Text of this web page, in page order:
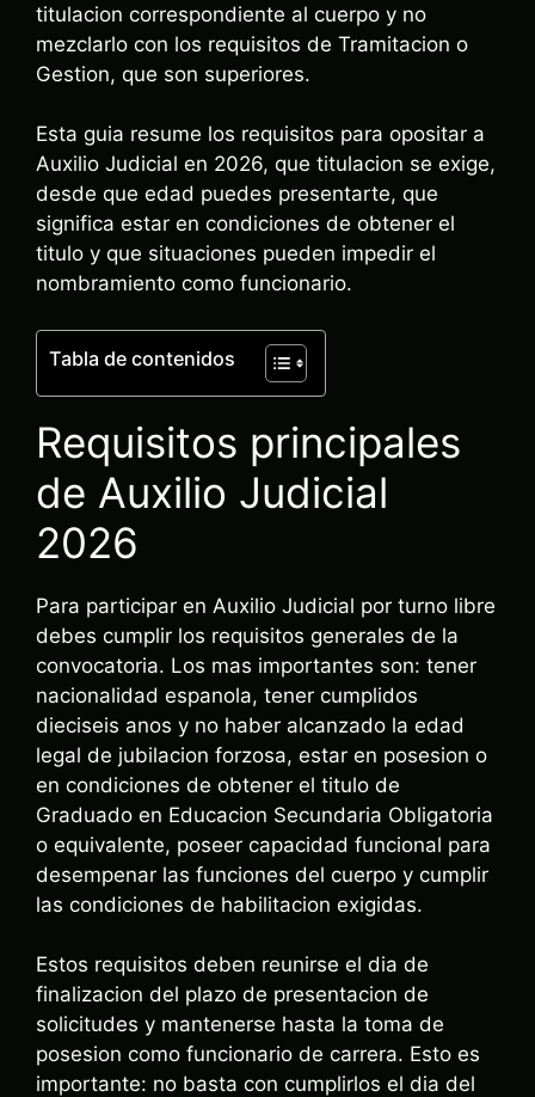
titulacion correspondiente al cuerpo y no
mezclarlo con los requisitos de Tramitacion o
Gestion, que son superiores.
Esta guia resume los requisitos para opositar a
Auxilio Judicial en 2026, que titulacion se exige,
desde que edad puedes presentarte, que
significa estar en condiciones de obtener el
titulo y que situaciones pueden impedir el
nombramiento como funcionario.
Tabla de contenidos
Requisitos principales
de Auxilio Judicial
2026
Para participar en Auxilio Judicial por turno libre
debes cumplir los requisitos generales de la
convocatoria. Los mas importantes son: tener
nacionalidad espanola, tener cumplidos
dieciseis anos y no haber alcanzado la edad
legal de jubilacion forzosa, estar en posesion o
en condiciones de obtener el titulo de
Graduado en Educacion Secundaria Obligatoria
o equivalente, poseer capacidad funcional para
desempenar las funciones del cuerpo y cumplir
las condiciones de habilitacion exigidas.
Estos requisitos deben reunirse el dia de
finalizacion del plazo de presentacion de
solicitudes y mantenerse hasta la toma de
posesion como funcionario de carrera. Esto es
importante: no basta con cumplirlos el dia del